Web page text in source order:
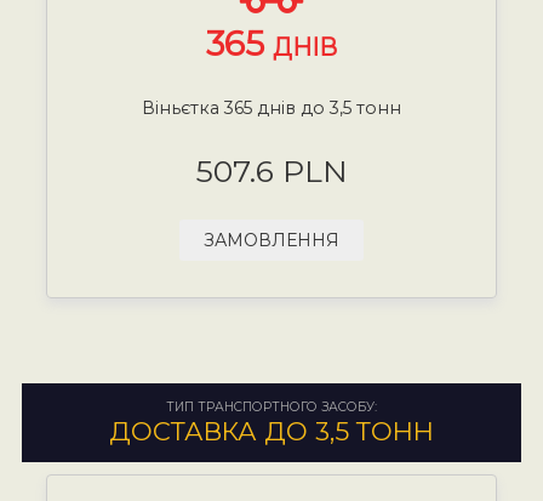
365 ДНІВ
Віньєтка 365 днів до 3,5 тонн
507.6 PLN
ЗАМОВЛЕННЯ
ТИП ТРАНСПОРТНОГО ЗАСОБУ:
ДОСТАВКА ДО 3,5 ТОНН